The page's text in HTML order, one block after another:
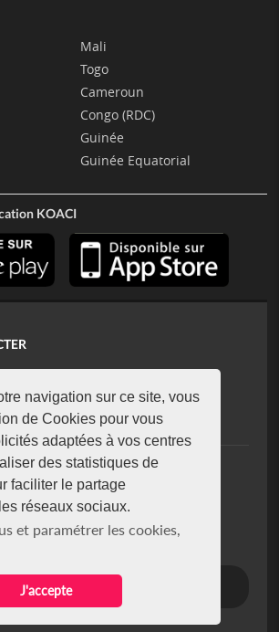
navigation sur ce site, vous
de Cookies pour vous
adaptées à vos centres
des statistiques de
faciliter le partage
réseaux sociaux.
et paramétrer les cookies,
J'accepte
Mali
Togo
Cameroun
Congo (RDC)
Guinée
Guinée Equatorial
KOACI
85 52 93
notre newsletter